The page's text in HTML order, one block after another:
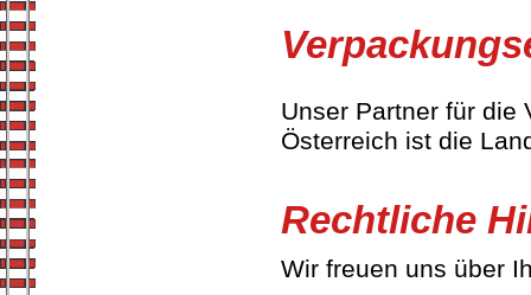
Unser Partner für die
Österreich ist die
Rechtliche
Wir freuen uns über